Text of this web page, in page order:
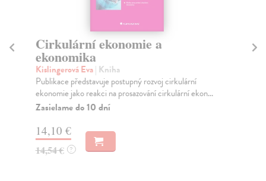
Cirkulární ekonomie a
ekonomika
Kislingerová Eva| Kniha
Publikace představuje postupný rozvoj cirkulární
ekonomie jako reakci na prosazování cirkulární ekon...
Zasielame do 10 dní
14,10 €
14,54 € ?